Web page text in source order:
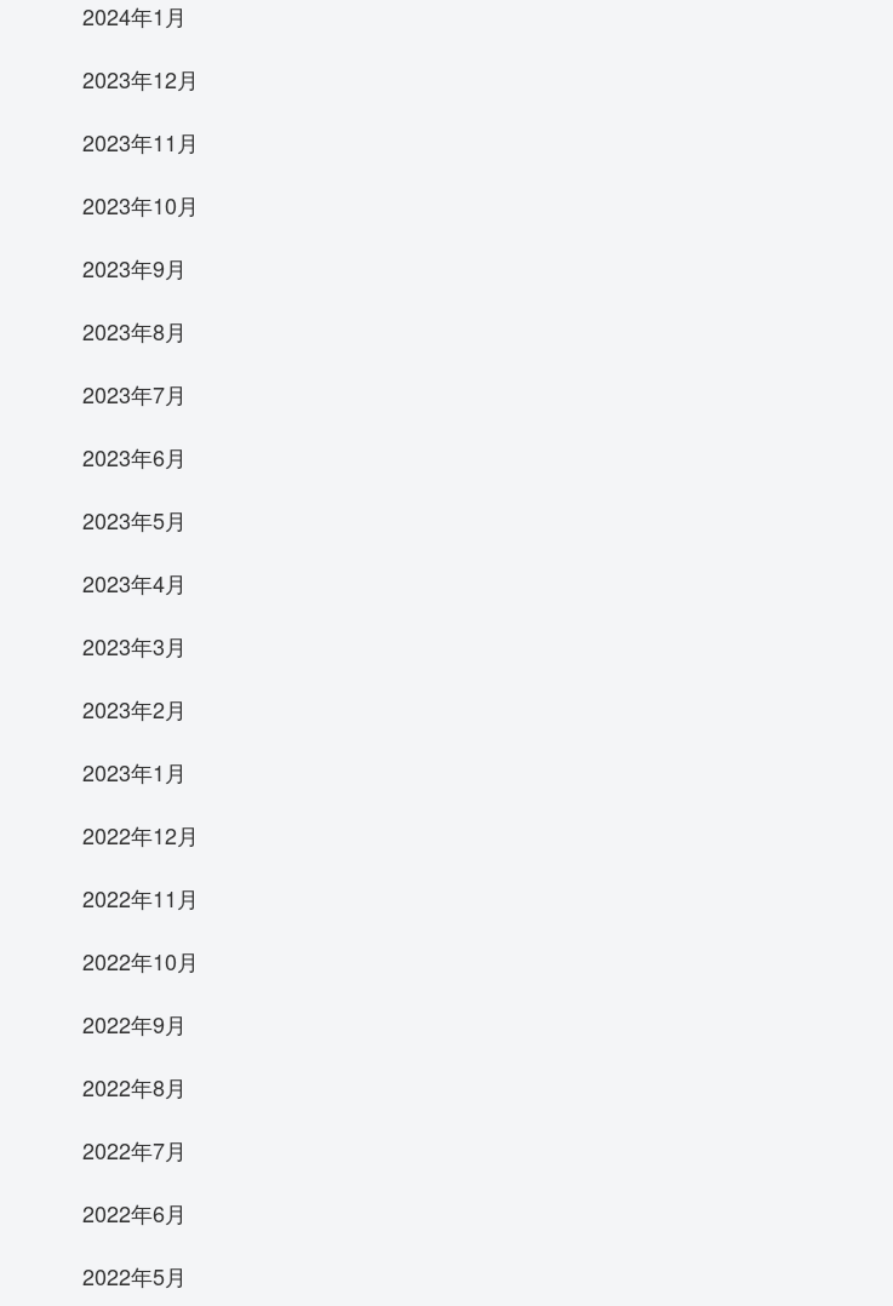
2024年1月
2023年12月
2023年11月
2023年10月
2023年9月
2023年8月
2023年7月
2023年6月
2023年5月
2023年4月
2023年3月
2023年2月
2023年1月
2022年12月
2022年11月
2022年10月
2022年9月
2022年8月
2022年7月
2022年6月
2022年5月